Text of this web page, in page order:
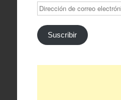
Dirección
de
correo
electrónico
Suscribir